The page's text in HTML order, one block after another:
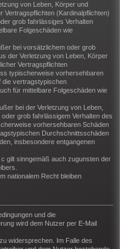
von Leben, Körper und
Vertragspflichten (Kardinalpflichten)
grob fahrlässiges Verhalten
Folgeschäden wie
bei vorsätzlichem oder grob
der Verletzung von Leben, Körper
Vertragspflichten
typischerweise vorhersehbaren
die vertragstypischen
für mittelbare Folgeschäden wie
bei der Verletzung von Leben,
grob fahrlässigem Verhalten des
vorhersehbaren Schäden
Durchschnittsschäden
insbesondere entgangenen
gilt sinngemäß auch zugunsten der
nationalem Recht bleiben
und die
wird dem Nutzer per E-Mail
widersprechen. Im Falle des